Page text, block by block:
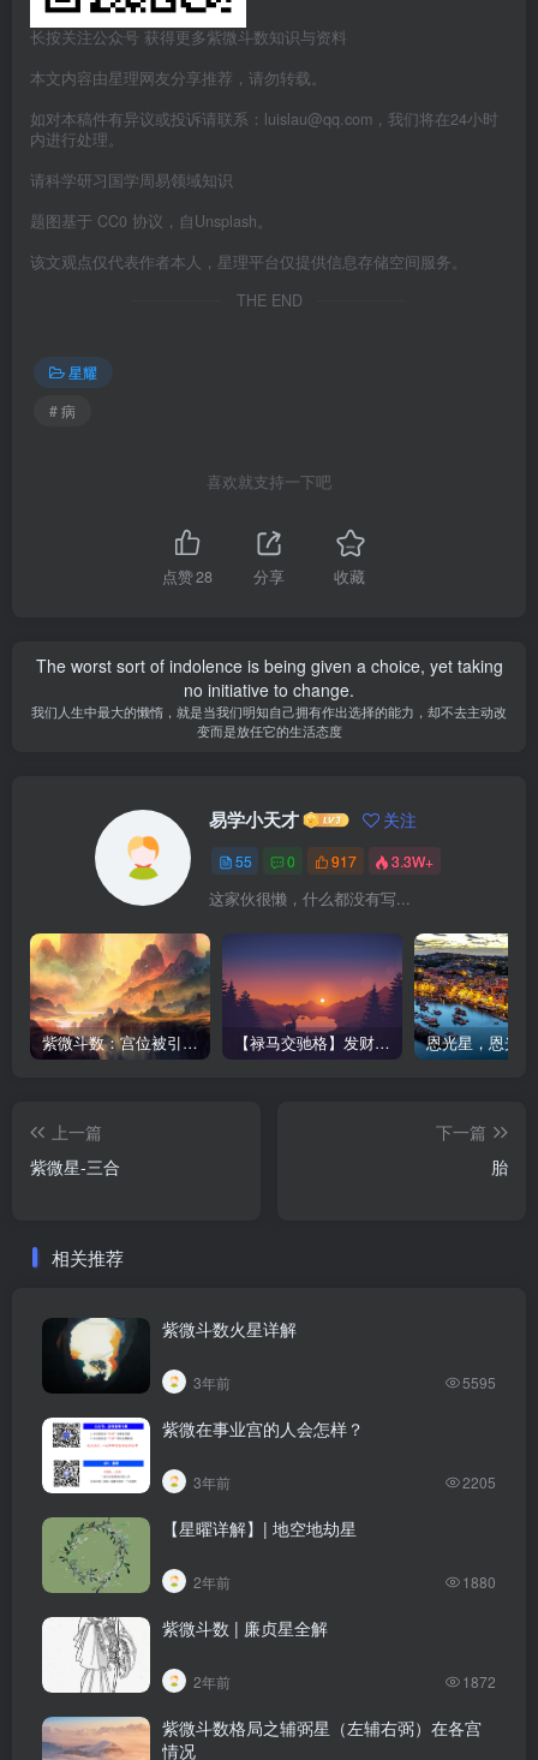
长按关注公众号 获得更多紫微斗数知识与资料
本文内容由星理网友分享推荐，请勿转载。
如对本稿件有异议或投诉请联系：luislau@qq.com，我们将在24小时
内进行处理。
请科学研习国学周易领域知识
题图基于 CC0 协议，自Unsplash。
该文观点仅代表作者本人，星理平台仅提供信息存储空间服务。
THE END
星耀
# 病
喜欢就支持一下吧
点赞28 分享 收藏
The worst sort of indolence is being given a choice, yet taking
no initiative to change.
我们人生中最大的懒惰，就是当我们明知自己拥有作出选择的能力，却不去主动改
变而是放任它的生活态度
易学小天才 关注
55 0 917 3.3W+
这家伙很懒，什么都没有写...
紫微斗数：宫位被引​​动，必有事发生！那…何谓被引动？ 【禄马交驰格】发财异乡-紫微斗数格局 恩光星，恩光
上一篇
紫微星-三合
下一篇
胎
相关推荐
紫微斗数火星详解
3年前 5595
紫微在事业宫的人会怎样？
3年前 2205
【星曜详解】| 地空地劫星
2年前 1880
紫微斗数 | 廉贞星全解
2年前 1872
紫微斗数格局之辅弼星（左辅右弼）在各宫
情况